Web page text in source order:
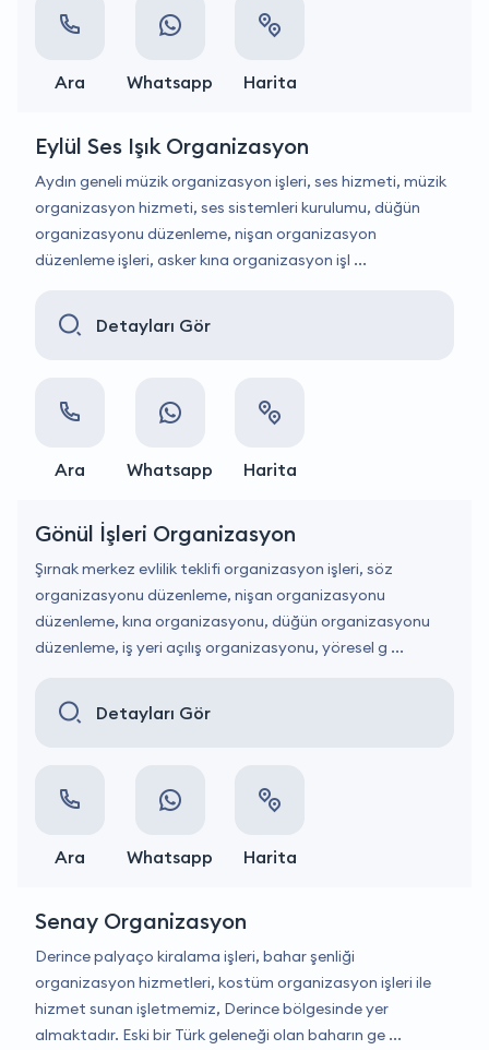
Ara Whatsapp Harita
Eylül Ses Işık Organizasyon
Aydın geneli müzik organizasyon işleri, ses hizmeti, müzik
organizasyon hizmeti, ses sistemleri kurulumu, düğün
organizasyonu düzenleme, nişan organizasyon
düzenleme işleri, asker kına organizasyon işl ...
Detayları Gör
Ara Whatsapp Harita
Gönül İşleri Organizasyon
Şırnak merkez evlilik teklifi organizasyon işleri, söz
organizasyonu düzenleme, nişan organizasyonu
düzenleme, kına organizasyonu, düğün organizasyonu
düzenleme, iş yeri açılış organizasyonu, yöresel g ...
Detayları Gör
Ara Whatsapp Harita
Senay Organizasyon
Derince palyaço kiralama işleri, bahar şenliği
organizasyon hizmetleri, kostüm organizasyon işleri ile
hizmet sunan işletmemiz, Derince bölgesinde yer
almaktadır. Eski bir Türk geleneği olan baharın ge ...